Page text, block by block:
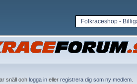
Folkraceshop -
snäll och logga in eller registrera dig som ny medlem